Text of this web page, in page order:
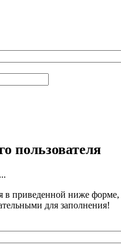
пользователя
в приведенной ниже
для заполнения!